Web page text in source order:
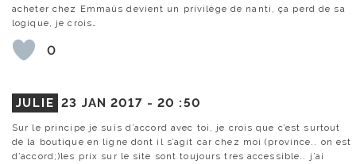
acheter chez Emmaüs devient un privilège de nanti, ça perd de sa
logique, je crois…
0
JULIE 23 JAN 2017 -20 :50
Sur le principe je suis d’accord avec toi, je crois que c’est surtout
de la boutique en ligne dont il s’agit car chez moi (province.. on est
d’accord;)les prix sur le site sont toujours tres accessible.. j’ai